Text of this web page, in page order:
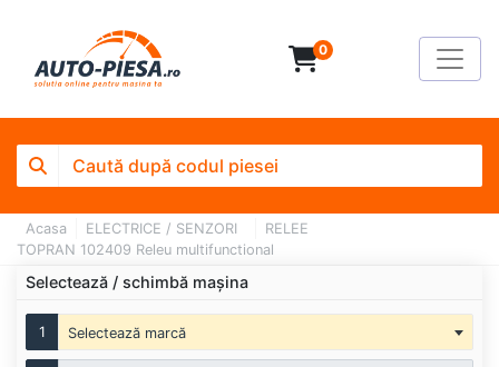
0
Acasa ELECTRICE / SENZORI
RELEE
TOPRAN 102409 Releu multifunctional
Selectează / schimbă mașina
1 Selectează marcă